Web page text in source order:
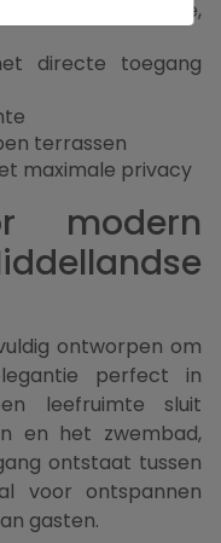
met lounge,
directe toegang
terrassen
maximale privacy
modern
ontworpen om
perfect in
leefruimte sluit
en het zwembad,
ontstaat tussen
voor ontspannen
gasten.